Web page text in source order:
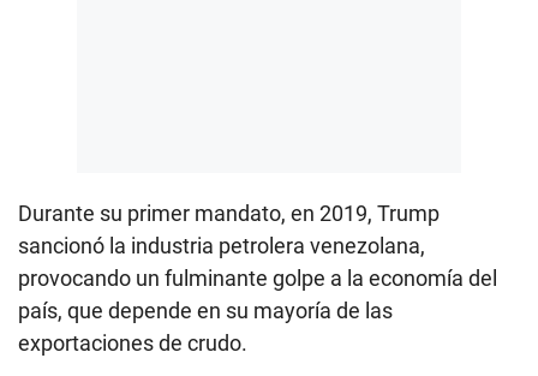
Durante su primer mandato, en 2019, Trump
sancionó la industria petrolera venezolana,
provocando un fulminante golpe a la economía del
país, que depende en su mayoría de las
exportaciones de crudo.